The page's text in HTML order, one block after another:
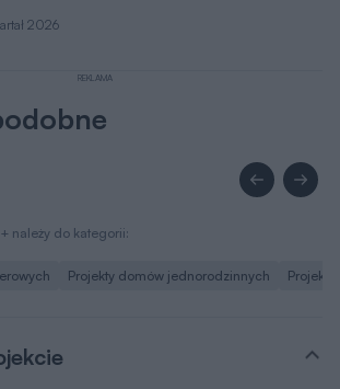
2026
REKLAMA
należy do kategorii:
Projekty domów jednorodzinnych